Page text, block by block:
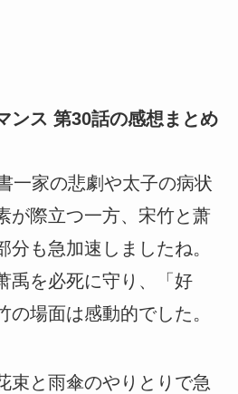
ンス 第30話の感想まとめ
一家の悲劇や太子の病状
が際立つ一方、宋竹と萧
分も急加速しましたね。
禹を必死に守り、「好
の場面は感動的でした。
束と雨傘のやりとりで急